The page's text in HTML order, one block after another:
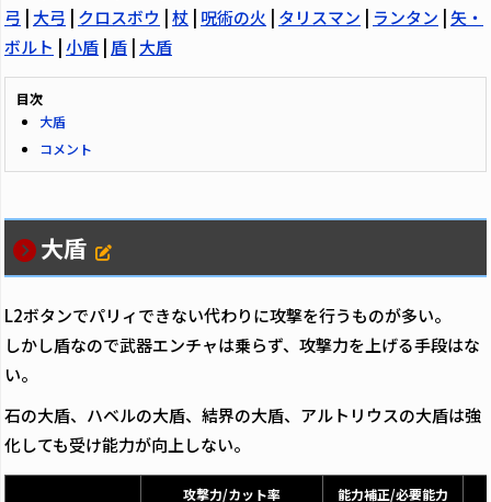
弓 大弓 クロスボウ 杖 呪術の火 タリスマン ランタン 矢・
ボルト
小盾 盾 大盾
目次
大盾
コメント
大盾
L2ボタンでパリィできない代わりに攻撃を行うものが多い。
しかし盾なので武器エンチャは乗らず、攻撃力を上げる手段はな
い。
石の大盾、ハベルの大盾、結界の大盾、アルトリウスの大盾は強
化しても受け能力が向上しない。
攻撃力/カット率
能力補正/必要能力